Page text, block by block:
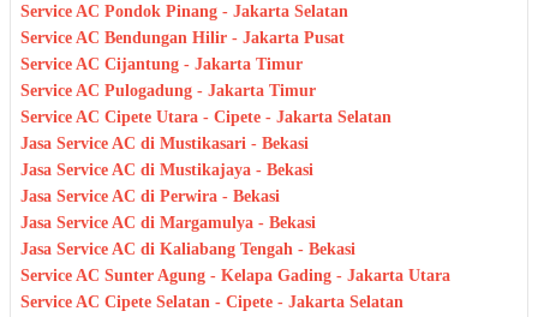
Service AC Pondok Pinang - Jakarta Selatan
Service AC Bendungan Hilir - Jakarta Pusat
Service AC Cijantung - Jakarta Timur
Service AC Pulogadung - Jakarta Timur
Service AC Cipete Utara - Cipete - Jakarta Selatan
Jasa Service AC di Mustikasari - Bekasi
Jasa Service AC di Mustikajaya - Bekasi
Jasa Service AC di Perwira - Bekasi
Jasa Service AC di Margamulya - Bekasi
Jasa Service AC di Kaliabang Tengah - Bekasi
Service AC Sunter Agung - Kelapa Gading - Jakarta Utara
Service AC Cipete Selatan - Cipete - Jakarta Selatan